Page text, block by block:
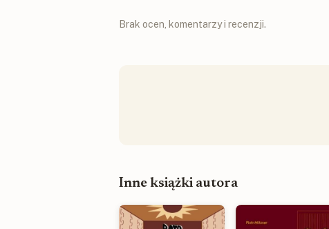
Brak ocen, komentarzy i recenzji.
Inne książki autora